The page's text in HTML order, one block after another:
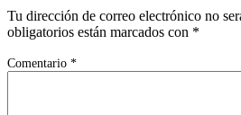
Tu dirección de correo electrónico no
obligatorios están marcados con *
Comentario *